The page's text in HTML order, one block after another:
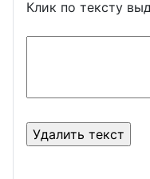
Клик по тексту